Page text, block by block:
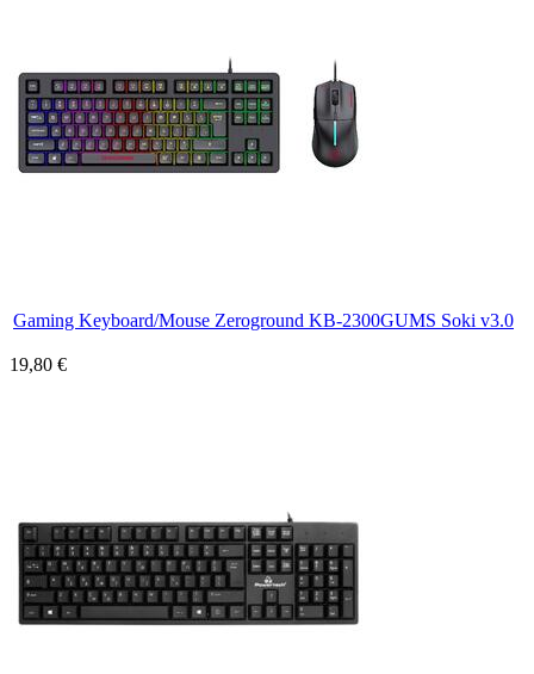
Gaming Keyboard/Mouse Zeroground KB-2300GUMS Soki v3.0
19,80 €